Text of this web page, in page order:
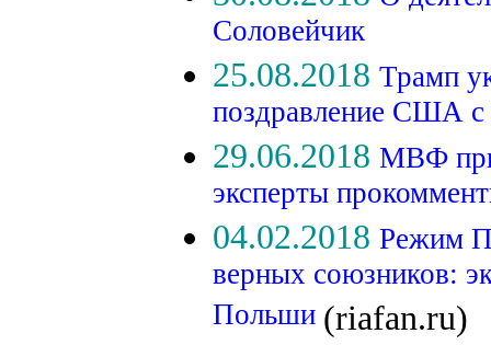
Соловейчик
25.08.2018 Трамп
поздравление США
29.06.2018 МВФ
эксперты
04.02.2018 Режим
верных союзников:
Польши (riafan.ru)